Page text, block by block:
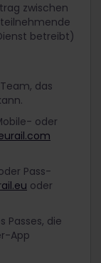
zwischen
betreibt)
das
oder
Pass-
oder
Passes, die
App